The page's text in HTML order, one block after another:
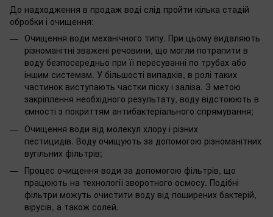
До надходження в продаж воді слід пройти кілька стадій
обробки і очищення:
Очищення води механічного типу. При цьому видаляють
різноманітні зважені речовини, що могли потрапити в
воду безпосередньо при її пересуванні по трубах або
іншим системам. У більшості випадків, в ролі таких
частинок виступають частки піску і заліза. З метою
закріплення необхідного результату, воду відстоюють в
ємності з покриттям антибактеріального спрямування;
Очищення води від молекул хлору і різних
пестицидів. Воду очищують за допомогою різноманітних
вугільних фільтрів;
Процес очищення води за допомогою фільтрів, що
працюють на технології зворотного осмосу. Подібні
фільтри можуть очистити воду від поширених бактерій,
вірусів, а також солей.